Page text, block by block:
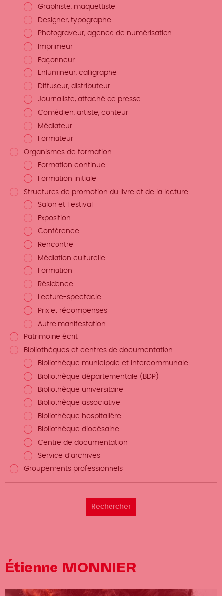
Graphiste, maquettiste
Designer, typographe
Photograveur, agence de numérisation
Imprimeur
Façonneur
Enlumineur, calligraphe
Diffuseur, distributeur
Journaliste, attaché de presse
Comédien, artiste, conteur
Médiateur
Formateur
Organismes de formation
Formation continue
Formation initiale
Structures de promotion du livre et de la lecture
Salon et Festival
Exposition
Conférence
Rencontre
Médiation culturelle
Formation
Résidence
Lecture-spectacle
Prix et récompenses
Autre manifestation
Patrimoine écrit
Bibliothèques et centres de documentation
Bibliothèque municipale et intercommunale
Bibliothèque départementale (BDP)
Bibliothèque universitaire
Bibliothèque associative
BIbliothèque hospitalière
BIbliothèque diocésaine
Centre de documentation
Service d’archives
Groupements professionnels
Étienne MONNIER